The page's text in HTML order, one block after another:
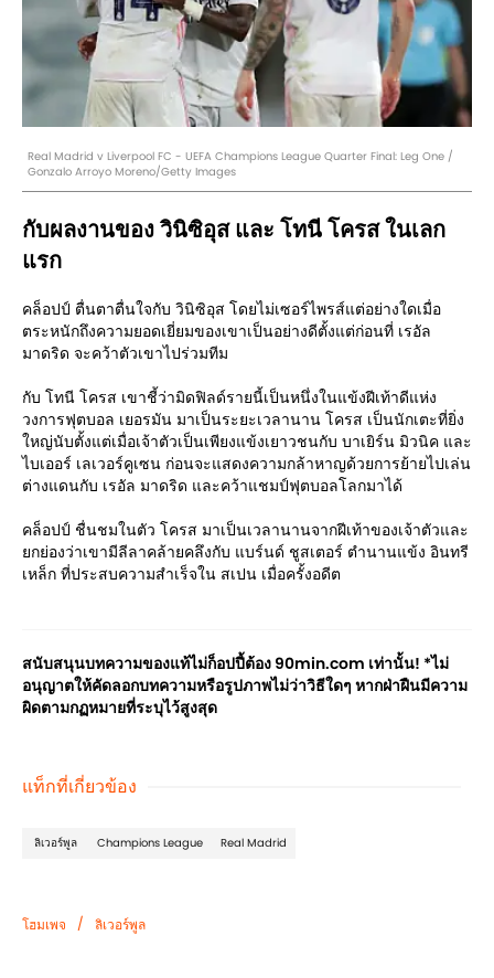
Real Madrid v Liverpool FC - UEFA Champions League Quarter Final: Leg One /
Gonzalo Arroyo Moreno/Getty Images
กับผลงานของ วินิซิอุส และ โทนี โครส ในเลก
แรก
คล็อปป์ ตื่นตาตื่นใจกับ วินิซิอุส โดยไม่เซอร์ไพรส์แต่อย่างใดเมื่อ
ตระหนักถึงความยอดเยี่ยมของเขาเป็นอย่างดีตั้งแต่ก่อนที่ เรอัล
มาดริด จะคว้าตัวเขาไปร่วมทีม
กับ โทนี โครส เขาชี้ว่ามิดฟิลด์รายนี้เป็นหนึ่งในแข้งฝีเท้าดีแห่ง
วงการฟุตบอล เยอรมัน มาเป็นระยะเวลานาน โครส เป็นนักเตะที่ยิ่ง
ใหญ่นับตั้งแต่เมื่อเจ้าตัวเป็นเพียงแข้งเยาวชนกับ บาเยิร์น มิวนิค และ
ไบเออร์ เลเวอร์คูเซน ก่อนจะแสดงความกล้าหาญด้วยการย้ายไปเล่น
ต่างแดนกับ เรอัล มาดริด และคว้าแชมป์ฟุตบอลโลกมาได้
คล็อปป์ ชื่นชมในตัว โครส มาเป็นเวลานานจากฝีเท้าของเจ้าตัวและ
ยกย่องว่าเขามีลีลาคล้ายคลึงกับ แบร์นด์ ชูสเตอร์ ตำนานแข้ง อินทรี
เหล็ก ที่ประสบความสำเร็จใน สเปน เมื่อครั้งอดีต
สนับสนุนบทความของแท้ไม่ก็อปปี้ต้อง 90min.com เท่านั้น! *ไม่
อนุญาตให้คัดลอกบทความหรือรูปภาพไม่ว่าวิธีใดๆ หากฝ่าฝืนมีความ
ผิดตามกฏหมายที่ระบุไว้สูงสุด
แท็กที่เกี่ยวข้อง
ลิเวอร์พูล Champions League Real Madrid
โฮมเพจ / ลิเวอร์พูล